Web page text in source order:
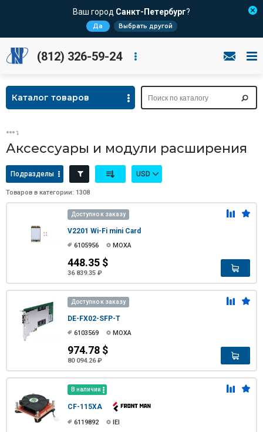
Ваш город Санкт-Петербург?
Да Выбрать другой
(812) 326-59-24
Каталог товаров
Аксессуары и модули расширения
Подразделы USD
Товаров в категории: 1308
Доступно к заказу
V2201 Wi-Fi mini Card
6105956 MOXA
448.35 $
36 839.35 ₽
Доступно к заказу
DE-FX02-SFP-T
6103569 MOXA
974.78 $
80 094.26 ₽
В наличии
CF-115XA
6119892 IEI